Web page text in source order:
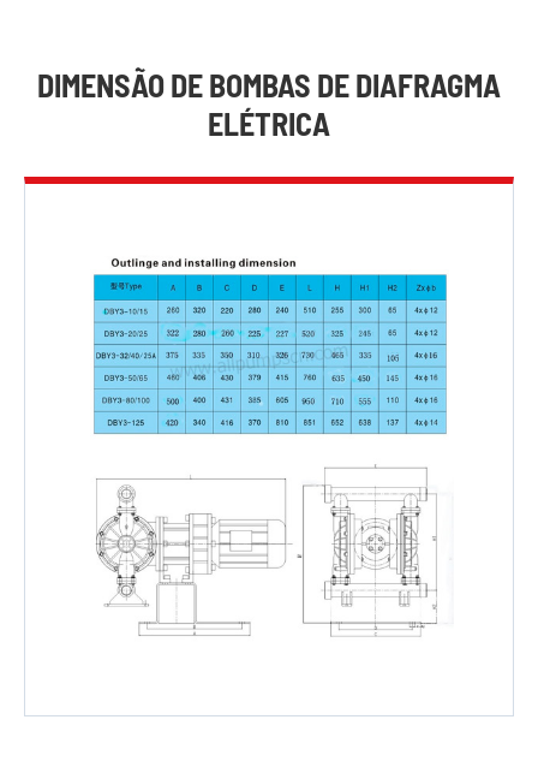
DIMENSÃO DE BOMBAS DE DIAFRAGMA
ELÉTRICA